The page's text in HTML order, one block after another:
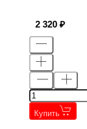
2 320
Купить